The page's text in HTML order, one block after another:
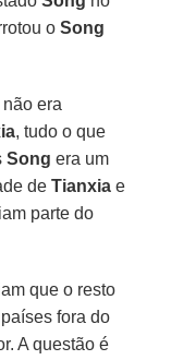
oSong
não era
, tudo o que
Song era um
deTianxia e
parte do
que o resto
fora do
A questão é